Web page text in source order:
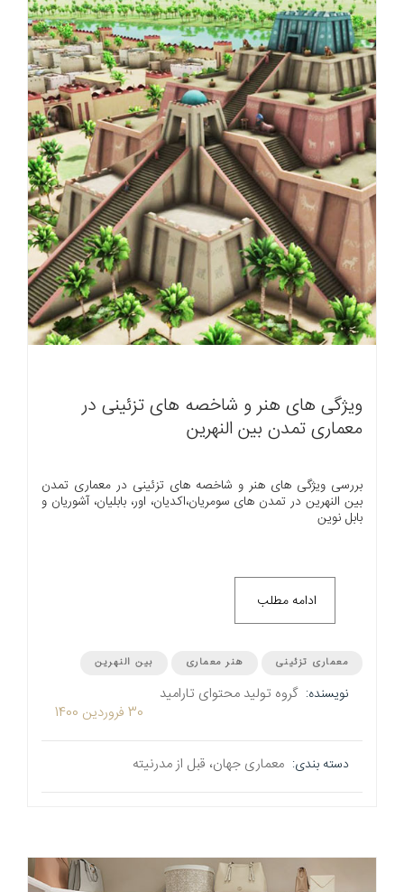
ویژگی های هنر و شاخصه های تزئینی در
معماری تمدن بین النهرین
بررسی ویژگی های هنر و شاخصه های تزئینی در معماری تمدن
بین النهرین در تمدن های سومریان،اکدیان، اور، بابلیان، آشوریان و
بابل نوین
ادامه مطلب
معماری تزئینی هنر معماری بین النهرین
نویسنده: گروه تولید محتوای تارامید
30 فروردین 1400
دسته بندی: معماری جهان، قبل از مدرنیته